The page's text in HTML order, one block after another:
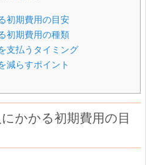
初期費用の目安
初期費用の種類
支払うタイミング
減らすポイント
かかる初期費用の目